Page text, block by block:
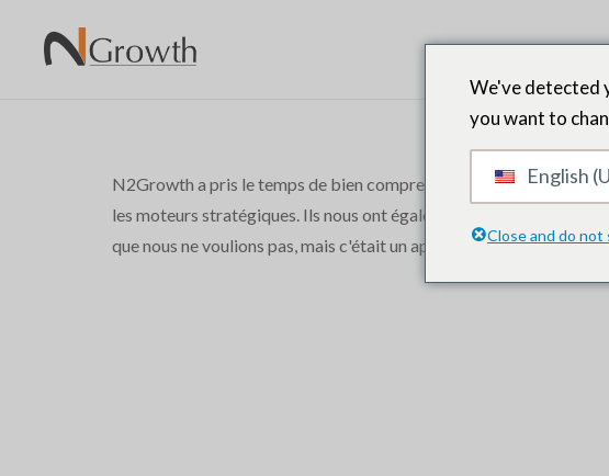
N2Growth a pris le temps de bien comprendre ce que nous
les moteurs stratégiques. Ils nous ont également mis au défi et
que nous ne voulions pas, mais c'était un aperçu utile en soi.
We've detected
you want to
English
Close and do